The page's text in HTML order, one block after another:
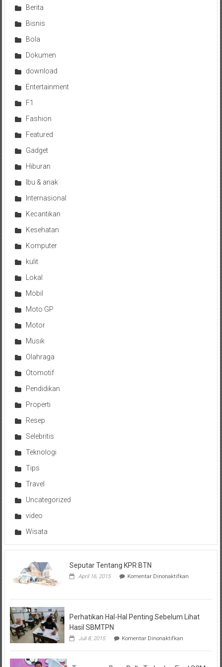
Berita
Bisnis
Bola
Dokumen
download
Entertainment
F1
Fashion
Featured
Gadget
Hiburan
Ibu & anak
Internasional
Kecantikan
Kesehatan
Komputer
kulit
Lokal
Mobil
Moto GP
Motor
Musik
Olahraga
Otomotif
Pendidikan
Properti
Resep
Selebritis
Teknologi
Tips
Travel
Uncategorized
video
Wisata
Seputar Tentang KPR BTN
April 16, 2015 Komentar Dinonaktifkanpada
KPR
Perhatikan Hal-Hal Penting Sebelum Lihat
Hasil SBMTPN
Juli 8, 2015 Komentar Dinonaktifkanpada
Hal-